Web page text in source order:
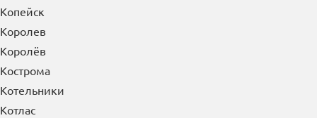
Копейск
Королев
Королёв
Кострома
Котельники
Котлас